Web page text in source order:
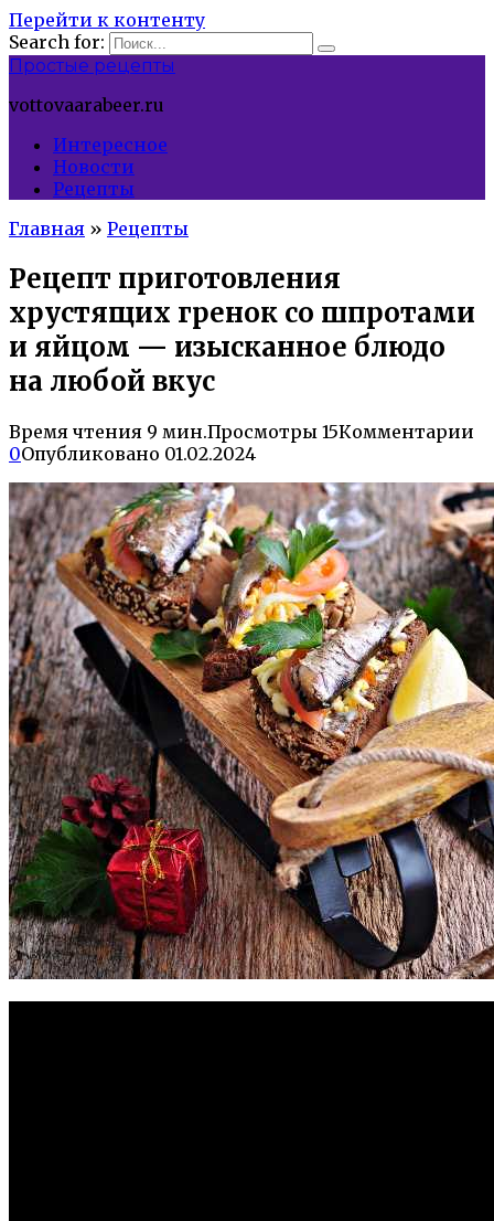
Перейти к контенту
Search for:
Простые рецепты
vottovaarabeer.ru
Интересное
Новости
Рецепты
Главная » Рецепты
Рецепт приготовления
хрустящих гренок со шпротами
и яйцом — изысканное блюдо
на любой вкус
Время чтения 9 мин.Просмотры 15Комментарии
0Опубликовано 01.02.2024